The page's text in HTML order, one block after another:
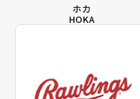
ホカ
HOKA